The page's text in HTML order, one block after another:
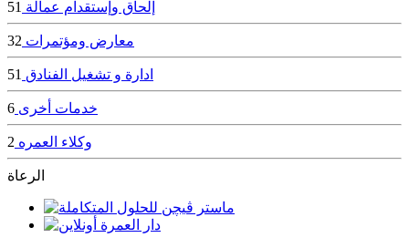
إلحاق وإستقدام عمالة 51
معارض ومؤتمرات 32
ادارة و تشغيل الفنادق 51
خدمات أخرى 6
وكلاء العمره 2
الرعاة